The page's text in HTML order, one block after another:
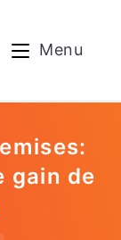
Menu
gain de